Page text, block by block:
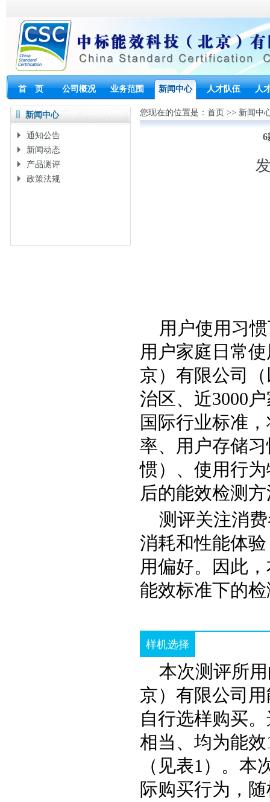
首 页 公司概况 业务范围 新闻中心 人才队伍 人
新闻中心
通知公告
新闻动态
产品测评
政策法规
您现在的位置是： 首页 >> 新闻中
6
用户使用习
用户家庭日常
京）有限公司
治区、近3000
国际行业标准
率、用户存储
惯）、使用行
后的能效检测
测评关注消
消耗和性能体
用偏好。因此
能效标准下的
样机选择
本次测评所
京）有限公司
自行选样购买
相当、均为能
（见表1）。
际购买行为，